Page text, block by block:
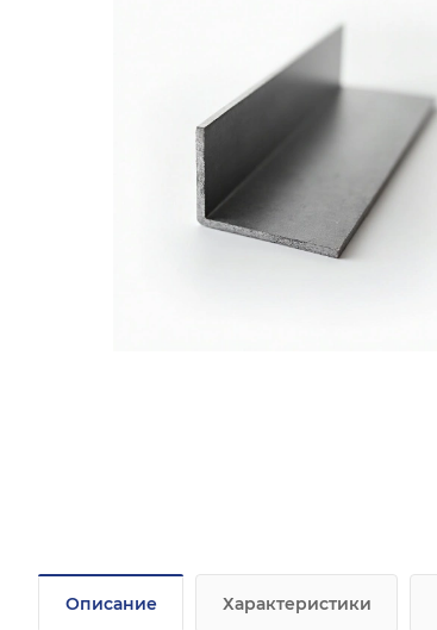
Описание Характеристики